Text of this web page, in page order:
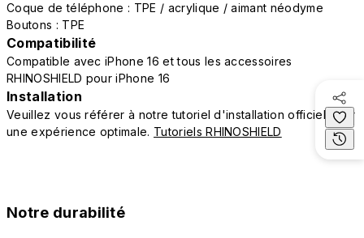
Coque de téléphone : TPE / acrylique / aimant néodyme
Boutons : TPE
Compatibilité
Compatible avec iPhone 16 et tous les accessoires
RHINOSHIELD pour iPhone 16
Installation
Veuillez vous référer à notre tutoriel d'installation officiel pour
une expérience optimale. Tutoriels RHINOSHIELD
Notre durabilité